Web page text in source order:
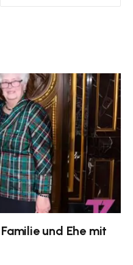
und Ehe mit